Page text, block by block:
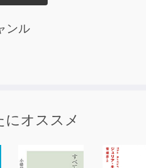
に必要な英熟語を網羅しました
「チャンツ音声」を活用して
ンル
にオススメ